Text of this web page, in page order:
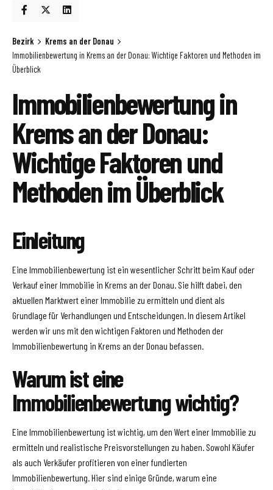
Bezirk
Krems an der Donau
Immobilienbewertung in Krems an der Donau: Wichtige Faktoren und Methoden im
Überblick
Immobilienbewertung in
Krems an der Donau:
Wichtige Faktoren und
Methoden im Überblick
Einleitung
Eine Immobilienbewertung ist ein wesentlicher Schritt beim Kauf oder
Verkauf einer Immobilie in Krems an der Donau. Sie hilft dabei, den
aktuellen Marktwert einer Immobilie zu ermitteln und dient als
Grundlage für Verhandlungen und Entscheidungen. In diesem Artikel
werden wir uns mit den wichtigen Faktoren und Methoden der
Immobilienbewertung in Krems an der Donau befassen.
Warum ist eine
Immobilienbewertung wichtig?
Eine Immobilienbewertung ist wichtig, um den Wert einer Immobilie zu
ermitteln und realistische Preisvorstellungen zu haben. Sowohl Käufer
als auch Verkäufer profitieren von einer fundierten
Immobilienbewertung. Hier sind einige Gründe, warum eine